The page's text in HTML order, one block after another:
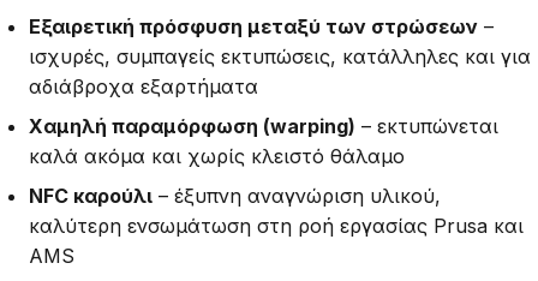
Εξαιρετική πρόσφυση μεταξύ των στρώσεων –
ισχυρές, συμπαγείς εκτυπώσεις, κατάλληλες και για
αδιάβροχα εξαρτήματα
Χαμηλή παραμόρφωση (warping) – εκτυπώνεται
καλά ακόμα και χωρίς κλειστό θάλαμο
NFC καρούλι – έξυπνη αναγνώριση υλικού,
καλύτερη ενσωμάτωση στη ροή εργασίας Prusa και
AMS